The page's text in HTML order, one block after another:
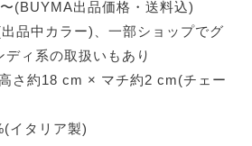
(BUYMA出品価格・送料込)
品中カラー)、一部ショップでグ
ィ系の取扱いもあり
さ約18 cm × マチ約2 cm(チェー
イタリア製)